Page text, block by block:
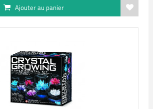
Ajouter au panier